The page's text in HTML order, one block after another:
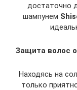
достаточно
шампунем
Защита волос
Находясь на
только